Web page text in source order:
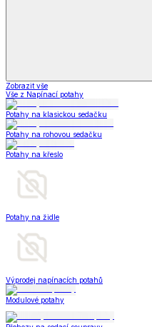
Zobrazit vše
Vše z Napínací potahy
Potahy na klasickou sedačku
Potahy na rohovou sedačku
Potahy na křeslo
Potahy na židle
Výprodej napínacích potahů
Modulové potahy